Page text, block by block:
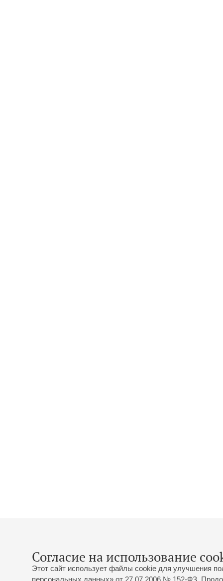
Согласие на использование
Этот сайт использует файлы cookie для улучшения
персональных данных» от 27.07.2006 № 152-ФЗ.